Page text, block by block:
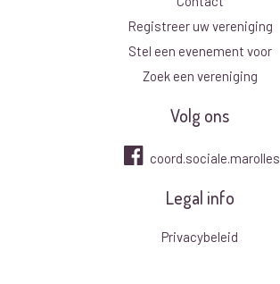
Registreer uw vereniging
Stel een evenement voor
Zoek een vereniging
Volg ons
coord.sociale.marolles
Legal info
Privacybeleid